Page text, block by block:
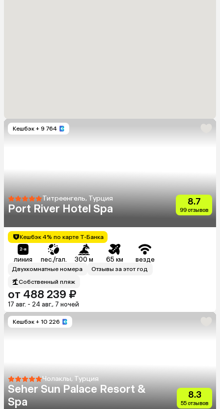
Кешбэк + 9 764
Титреенгель, Турция
Port River Hotel Spa
8.7
99 отзывов
Кешбэк 4% по карте Т-Банка
линия пес./гал. 300 м 65 км везде
Двухкомнатные номера
Отзывы за этот год
Собственный пляж
от 488 239 ₽
17 авг. - 24 авг., 7 ночей
Кешбэк + 10 226
Чолаклы, Турция
Seher Sun Palace Resort &
Spa
8.3
55 отзывов